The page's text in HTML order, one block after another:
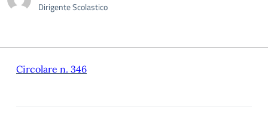
Dirigente Scolastico
Circolare n. 346